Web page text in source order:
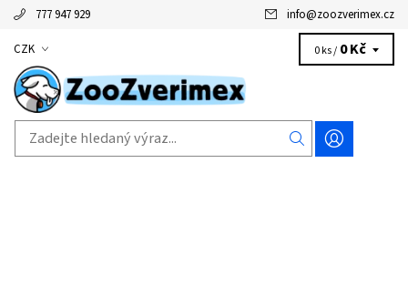
777 947 929 info@zoozverimex.cz
CZK 0 ks / 0 Kč